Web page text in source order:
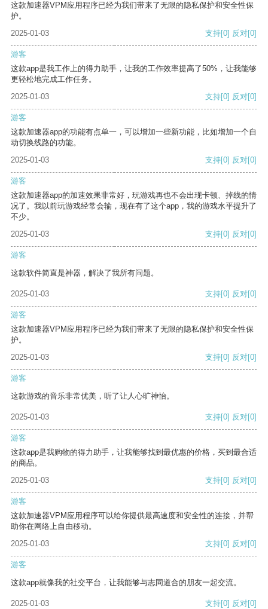
这款加速器VPM应用程序已经为我们带来了无限的隐私保护和安全性保
护。
2025-01-03
支持[0] 反对[0]
游客
这款app是我工作上的得力助手，让我的工作效率提高了50%，让我能够
更轻松地完成工作任务。
2025-01-03
支持[0] 反对[0]
游客
这款加速器app的功能有点单一，可以增加一些新功能，比如增加一个自
动切换线路的功能。
2025-01-03
支持[0] 反对[0]
游客
这款加速器app的加速效果非常好，玩游戏再也不会出现卡顿、掉线的情
况了。我以前玩游戏经常会输，现在有了这个app，我的游戏水平提升了
不少。
2025-01-03
支持[0] 反对[0]
游客
这款软件简直是神器，解决了我所有问题。
2025-01-03 支持[0] 反对[0]
游客
这款加速器VPM应用程序已经为我们带来了无限的隐私保护和安全性保
护。
2025-01-03
支持[0] 反对[0]
游客
这款游戏的音乐非常优美，听了让人心旷神怡。
2025-01-03 支持[0] 反对[0]
游客
这款app是我购物的得力助手，让我能够找到最优惠的价格，买到最合适
的商品。
2025-01-03
支持[0] 反对[0]
游客
这款加速器VPM应用程序可以给你提供最高速度和安全性的连接，并帮
助你在网络上自由移动。
2025-01-03
支持[0] 反对[0]
游客
这款app就像我的社交平台，让我能够与志同道合的朋友一起交流。
2025-01-03 支持[0] 反对[0]